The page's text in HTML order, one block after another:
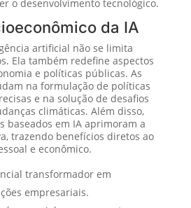
o desenvolvimento tecnológico.
da IA
artificial não se limita
Ela também redefine aspectos
e políticas públicas. As
na formulação de políticas
e na solução de desafios
climáticas. Além disso,
baseados em IA aprimoram a
trazendo benefícios diretos ao
e econômico.
transformador em
empresariais.